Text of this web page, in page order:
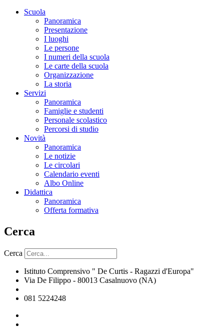
Scuola
Panoramica
Presentazione
I luoghi
Le persone
I numeri della scuola
Le carte della scuola
Organizzazione
La storia
Servizi
Panoramica
Famiglie e studenti
Personale scolastico
Percorsi di studio
Novità
Panoramica
Le notizie
Le circolari
Calendario eventi
Albo Online
Didattica
Panoramica
Offerta formativa
Cerca
Cerca
Istituto Comprensivo " De Curtis - Ragazzi d'Europa"
Via De Filippo - 80013 Casalnuovo (NA)
081 5224248